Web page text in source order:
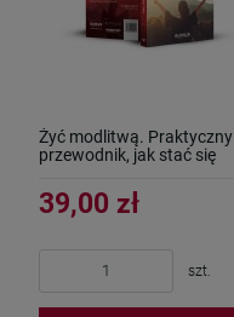
Żyć modlitwą. Praktyczny
przewodnik, jak stać się
39,00 zł
szt.